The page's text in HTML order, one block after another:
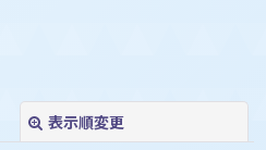
表示順変更